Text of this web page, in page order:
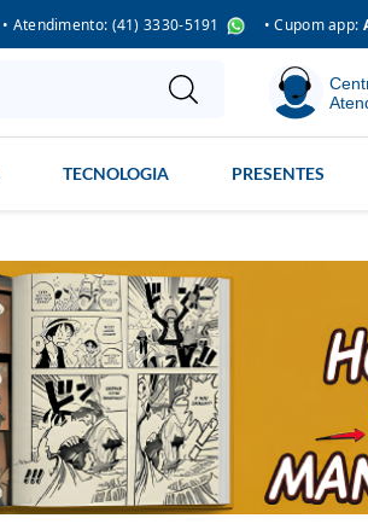
• Atendimento: (41) 3330-5191 • Cupom app:
TECNOLOGIA PRESENTES